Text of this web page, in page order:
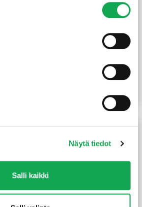
Näytä tiedot
Salli kaikki
mm lakattu kyntteellinen